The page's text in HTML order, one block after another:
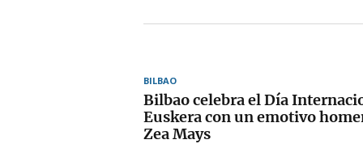
BILBAO
Bilbao celebra el Día
Euskera con un emotivo
Zea Mays